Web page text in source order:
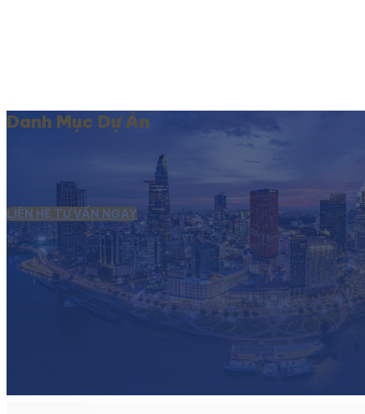
Danh Mục Dự Án
LIÊN HỆ TƯ VẤN NGAY